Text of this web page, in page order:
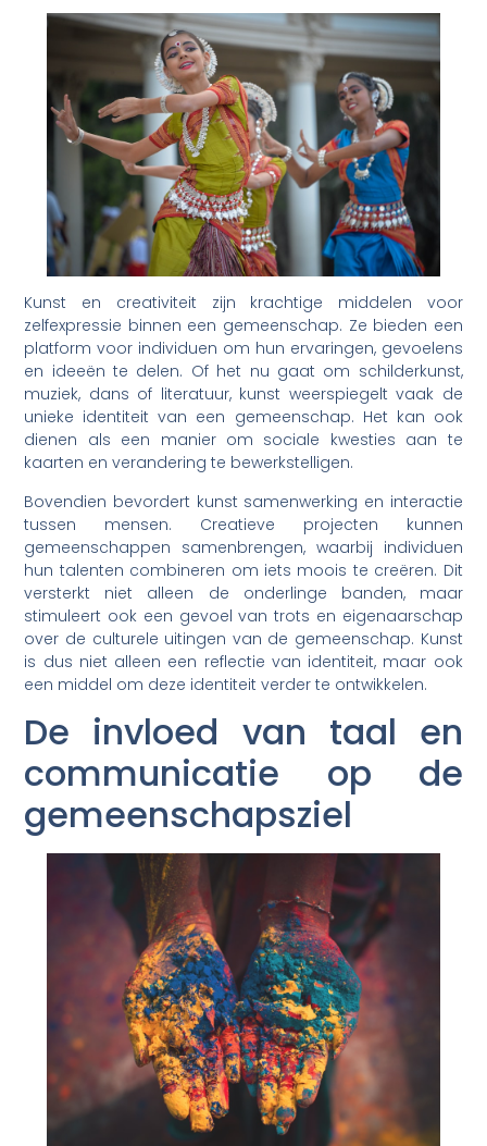
Kunst en creativiteit zijn krachtige middelen voor
zelfexpressie binnen een gemeenschap. Ze bieden een
platform voor individuen om hun ervaringen, gevoelens
en ideeën te delen. Of het nu gaat om schilderkunst,
muziek, dans of literatuur, kunst weerspiegelt vaak de
unieke identiteit van een gemeenschap. Het kan ook
dienen als een manier om sociale kwesties aan te
kaarten en verandering te bewerkstelligen.
Bovendien bevordert kunst samenwerking en interactie
tussen mensen. Creatieve projecten kunnen
gemeenschappen samenbrengen, waarbij individuen
hun talenten combineren om iets moois te creëren. Dit
versterkt niet alleen de onderlinge banden, maar
stimuleert ook een gevoel van trots en eigenaarschap
over de culturele uitingen van de gemeenschap. Kunst
is dus niet alleen een reflectie van identiteit, maar ook
een middel om deze identiteit verder te ontwikkelen.
De invloed van taal en
communicatie op de
gemeenschapsziel